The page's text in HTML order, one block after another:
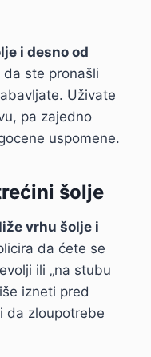
i desno od
ste pronašli
Uživate
pa zajedno
uspomene.
šolje
vrhu šolje i
da ćete se
ili „na stubu
izneti pred
da zloupotrebe